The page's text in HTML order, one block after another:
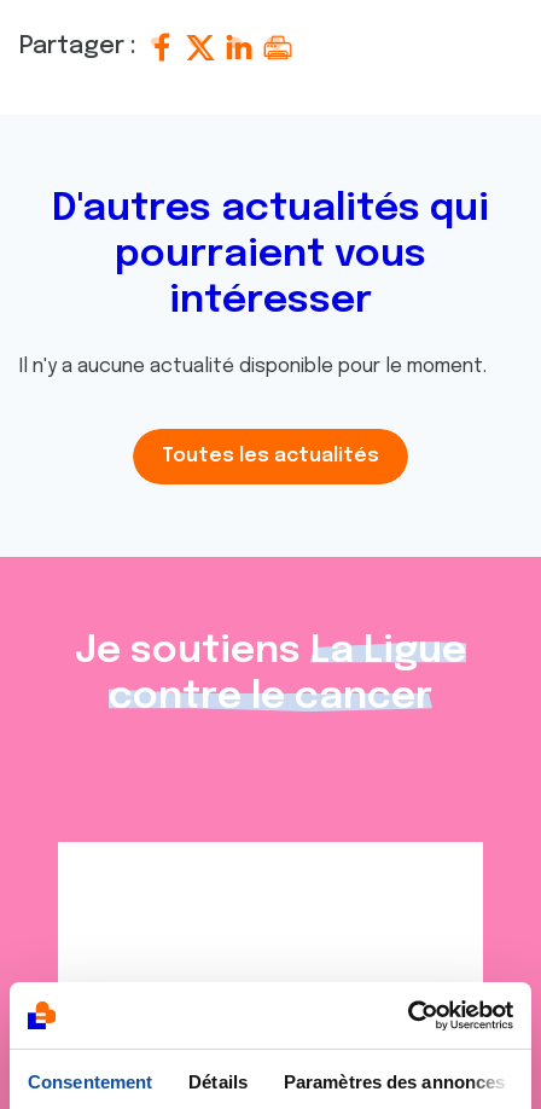
Consentement Détails Paramètres des annonces
Partager :
D'autres actualités qui
pourraient vous
intéresser
Il n'y a aucune actualité disponible pour le moment.
Toutes les actualités
Je soutiens La Ligue
contre le cancer